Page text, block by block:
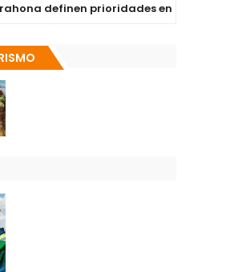
definen prioridades en salud y derechos